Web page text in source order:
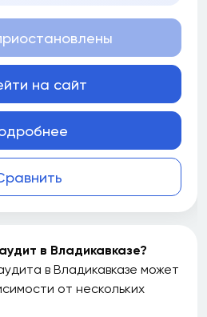
на сайт
в Владикавказе?
в Владикавказе может
от нескольких